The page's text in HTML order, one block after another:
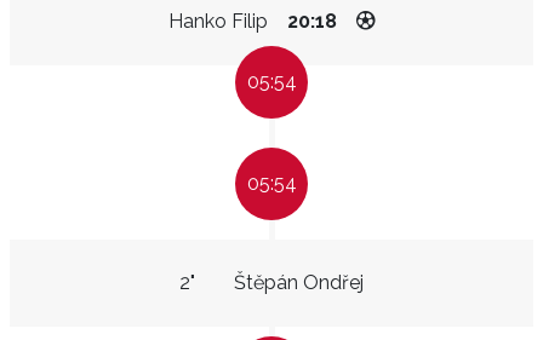
Hanko Filip 20:18
05:54
05:54
Štěpán Ondřej
2"